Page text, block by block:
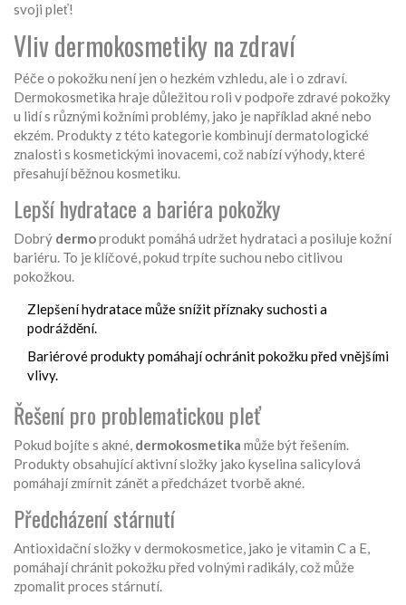
svoji pleť!
Vliv dermokosmetiky na zdraví
Péče o pokožku není jen o hezkém vzhledu, ale i o zdraví.
Dermokosmetika hraje důležitou roli v podpoře zdravé pokožky
u lidí s různými kožními problémy, jako je například akné nebo
ekzém. Produkty z této kategorie kombinují dermatologické
znalosti s kosmetickými inovacemi, což nabízí výhody, které
přesahují běžnou kosmetiku.
Lepší hydratace a bariéra pokožky
Dobrý dermoprodukt pomáhá udržet hydrataci a posiluje kožní
bariéru. To je klíčové, pokud trpíte suchou nebo citlivou
pokožkou.
Zlepšení hydratace může snížit příznaky suchosti a
podráždění.
Bariérové produkty pomáhají ochránit pokožku před vnějšími
vlivy.
Řešení pro problematickou pleť
Pokud bojíte s akné, dermokosmetika může být řešením.
Produkty obsahující aktivní složky jako kyselina salicylová
pomáhají zmírnit zánět a předcházet tvorbě akné.
Předcházení stárnutí
Antioxidační složky v dermokosmetice, jako je vitamin C a E,
pomáhají chránit pokožku před volnými radikály, což může
zpomalit proces stárnutí.